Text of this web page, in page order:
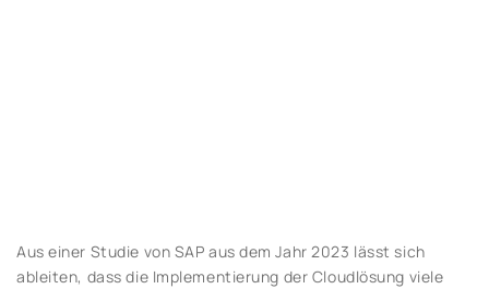
Aus einer Studie von SAP aus dem Jahr 2023 lässt sich
ableiten, dass die Implementierung der Cloudlösung viele